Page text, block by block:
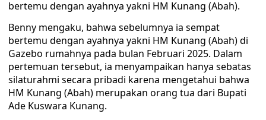
bertemu dengan ayahnya yakni HM Kunang (Abah).
Benny mengaku, bahwa sebelumnya ia sempat
bertemu dengan ayahnya yakni HM Kunang (Abah) di
Gazebo rumahnya pada bulan Februari 2025. Dalam
pertemuan tersebut, ia menyampaikan hanya sebatas
silaturahmi secara pribadi karena mengetahui bahwa
HM Kunang (Abah) merupakan orang tua dari Bupati
Ade Kuswara Kunang.